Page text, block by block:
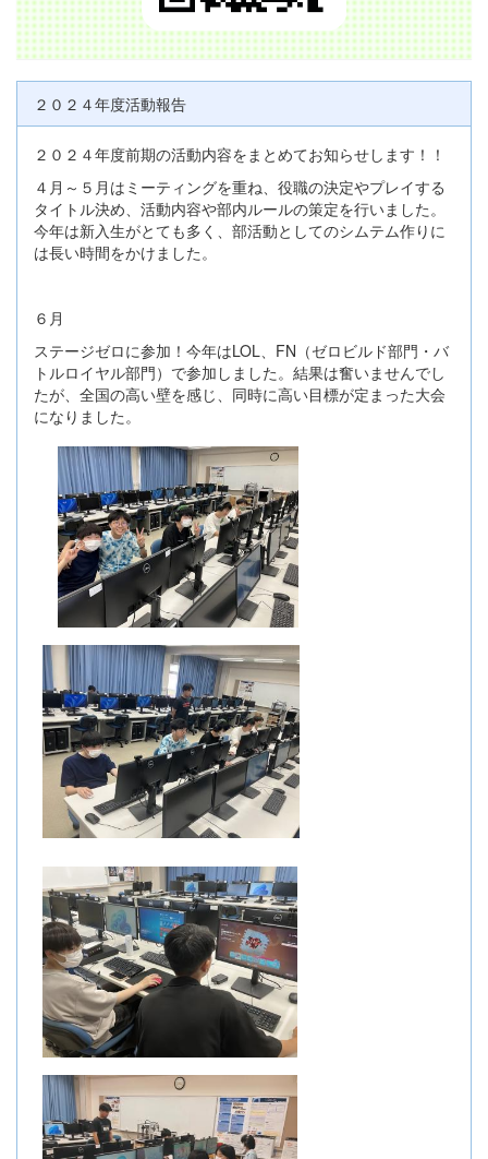
２０２４年度活動報告
２０２４年度前期の活動内容をまとめてお知らせします！！
４月～５月はミーティングを重ね、役職の決定やプレイする
タイトル決め、活動内容や部内ルールの策定を行いました。
今年は新入生がとても多く、部活動としてのシムテム作りに
は長い時間をかけました。
６月
ステージゼロに参加！今年はLOL、FN（ゼロビルド部門・バ
トルロイヤル部門）で参加しました。結果は奮いませんでし
たが、全国の高い壁を感じ、同時に高い目標が定まった大会
になりました。